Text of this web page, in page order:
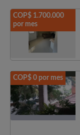
COP$ 1.700.000
por mes
COP$ 0 por mes